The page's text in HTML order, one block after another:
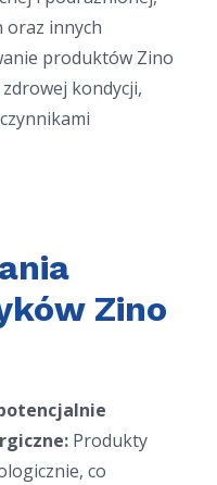
oraz innych
produktów Zino
kondycji,
Zino
Produkty
co